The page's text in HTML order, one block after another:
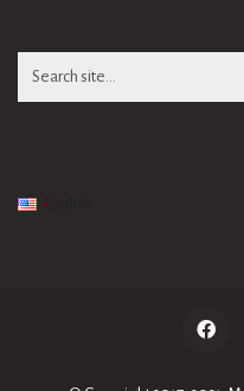
for: